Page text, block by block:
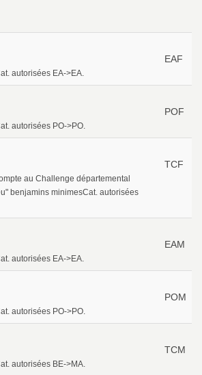
autorisées EA->EA.
EAF
autorisées PO->PO.
POF
au Challenge départemental
benjamins minimesCat. autorisées
TCF
autorisées EA->EA.
EAM
autorisées PO->PO.
POM
autorisées BE->MA.
TCM